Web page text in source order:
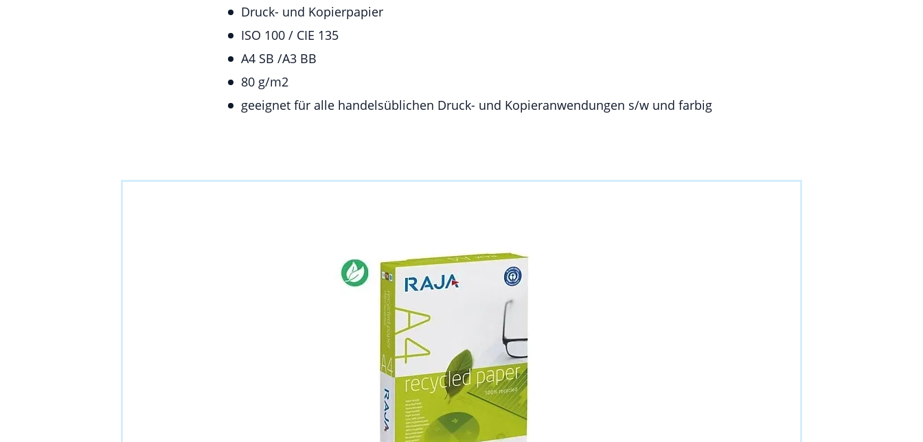
Druck- und Kopierpapier
ISO 100 / CIE 135
A4 SB /A3 BB
80 g/m2
geeignet für alle handelsüblichen Druck- und Kopieranwendungen s/w und farbig